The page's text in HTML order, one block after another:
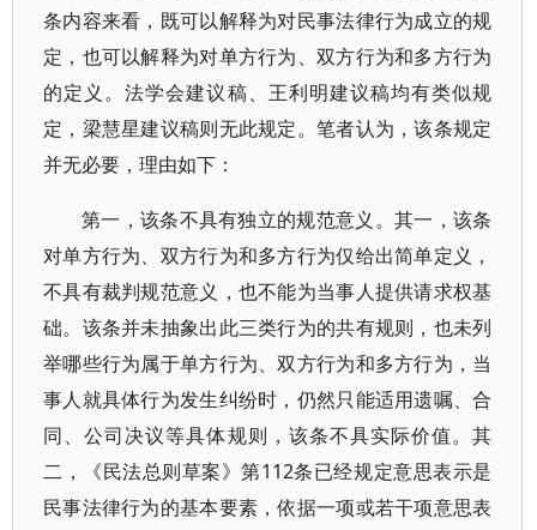
条内容来看，既可以解释为对民事法律行为成立的规
定，也可以解释为对单方行为、双方行为和多方行为
的定义。法学会建议稿、王利明建议稿均有类似规
定，梁慧星建议稿则无此规定。笔者认为，该条规定
并无必要，理由如下：
第一，该条不具有独立的规范意义。其一，该条
对单方行为、双方行为和多方行为仅给出简单定义，
不具有裁判规范意义，也不能为当事人提供请求权基
础。该条并未抽象出此三类行为的共有规则，也未列
举哪些行为属于单方行为、双方行为和多方行为，当
事人就具体行为发生纠纷时，仍然只能适用遗嘱、合
同、公司决议等具体规则，该条不具实际价值。其
二，《民法总则草案》第112条已经规定意思表示是
民事法律行为的基本要素，依据一项或若干项意思表